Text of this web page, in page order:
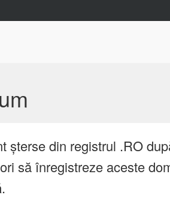
șterse din registrul .RO
să înregistreze aceste
.